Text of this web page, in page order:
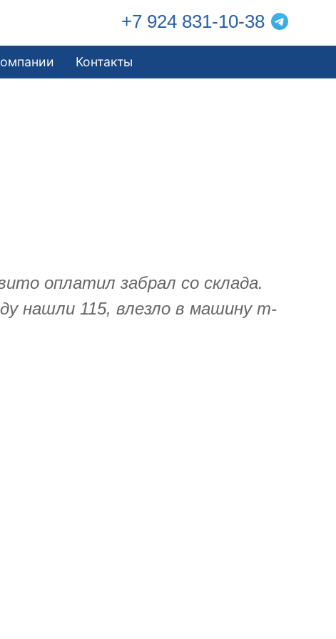
+7 924 831-10-38
Контакты
оплатил забрал со склада.
нашли 115, влезло в машину т-